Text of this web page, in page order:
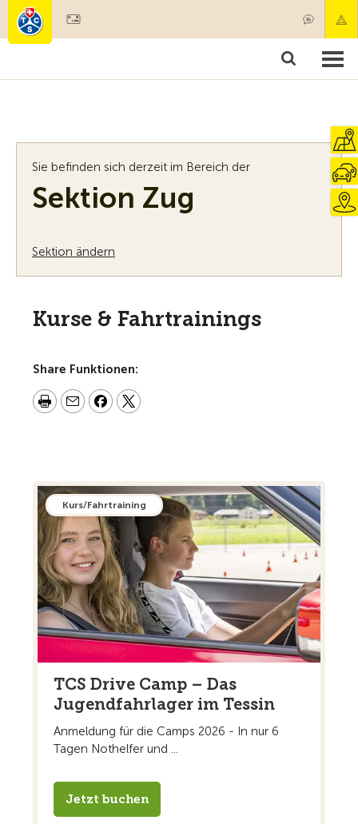
Mitgliedschaft & Leistungen
Sie befinden sich derzeit im Bereich der
Sektion Zug
Sektion ändern
Kurse & Fahrtrainings
Share Funktionen:
Kurs/Fahrtraining
TCS Drive Camp – Das
Jugendfahrlager im Tessin
Anmeldung für die Camps 2026 - In nur 6
Tagen Nothelfer und ...
Jetzt buchen